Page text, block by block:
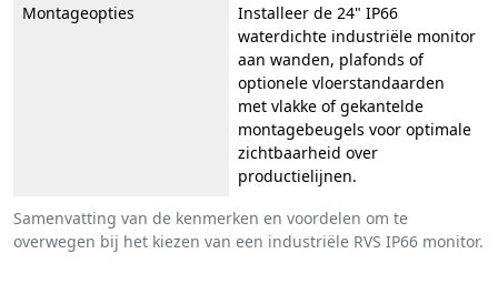
Samenvatting van de kenmerken en voordelen om te
overwegen bij het kiezen van een industriële RVS IP66 monitor.
Montageopties
Installeer de 24" IP66
waterdichte industriële monitor
aan wanden, plafonds of
optionele vloerstandaarden
met vlakke of gekantelde
montagebeugels voor optimale
zichtbaarheid over
productielijnen.